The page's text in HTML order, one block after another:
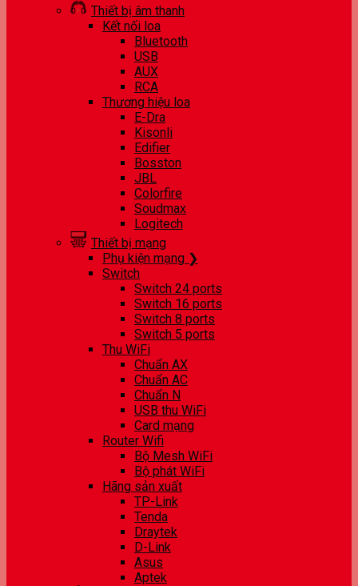
Thiết bị âm thanh
Kết nối loa
Bluetooth
USB
AUX
RCA
Thương hiệu loa
E-Dra
Kisonli
Edifier
Bosston
JBL
Colorfire
Soudmax
Logitech
Thiết bị mạng
Phụ kiện mạng ❯
Switch
Switch 24 ports
Switch 16 ports
Switch 8 ports
Switch 5 ports
Thu WiFi
Chuẩn AX
Chuẩn AC
Chuẩn N
USB thu WiFi
Card mạng
Router Wifi
Bộ Mesh WiFi
Bộ phát WiFi
Hãng sản xuất
TP-Link
Tenda
Draytek
D-Link
Asus
Aptek